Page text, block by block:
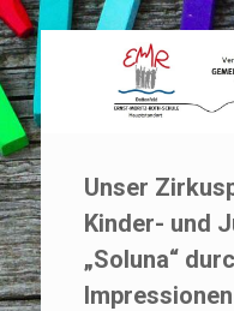
Unser
Kinder- und
„Soluna“